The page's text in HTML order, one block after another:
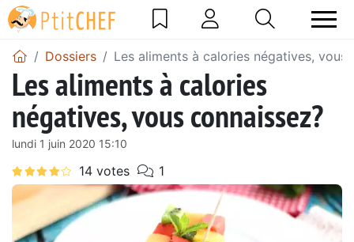
Dossiers Les aliments à calories négatives, vous
Les aliments à calories
négatives, vous connaissez?
lundi 1 juin 2020 15:10